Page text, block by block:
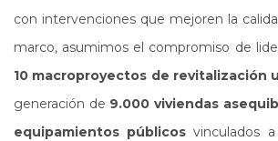
con intervenciones que mejoren la
marco, asumimos el compromiso de
10 macroproyectos de revitalización
generación de 9.000 viviendas
equipamientos públicos vinculados